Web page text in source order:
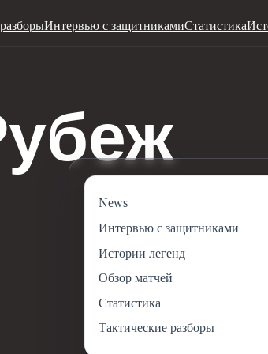
Интервью с защитникамиСтатистика
News
Интервью с защитниками
Истории легенд
Обзор матчей
Статистика
Тактические разборы